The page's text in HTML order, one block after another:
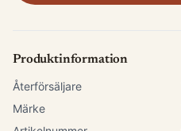
Produktinformation
Återförsäljare
Märke